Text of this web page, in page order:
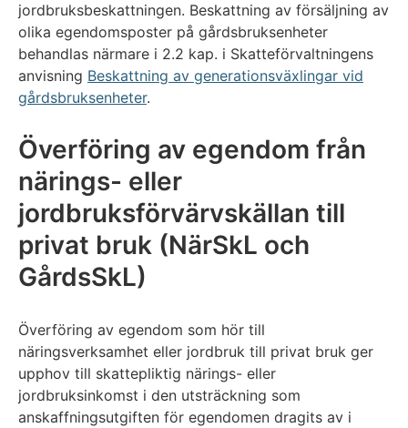
jordbruksbeskattningen. Beskattning av försäljning av
olika egendomsposter på gårdsbruksenheter
behandlas närmare i 2.2 kap. i Skatteförvaltningens
anvisning Beskattning av generationsväxlingar vid
gårdsbruksenheter.
Överföring av egendom från
närings- eller
jordbruksförvärvskällan till
privat bruk (NärSkL och
GårdsSkL)
Överföring av egendom som hör till
näringsverksamhet eller jordbruk till privat bruk ger
upphov till skattepliktig närings- eller
jordbruksinkomst i den utsträckning som
anskaffningsutgiften för egendomen dragits av i